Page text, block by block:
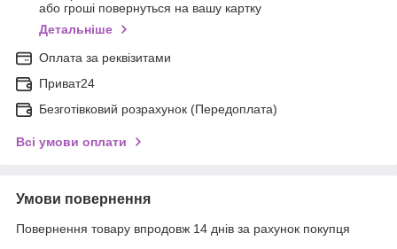
або гроші повернуться на вашу картку
Детальніше
Оплата за реквізитами
Приват24
Безготівковий розрахунок (Передоплата)
Всі умови оплати
Умови повернення
Повернення товару впродовж 14 днів за рахунок покупця